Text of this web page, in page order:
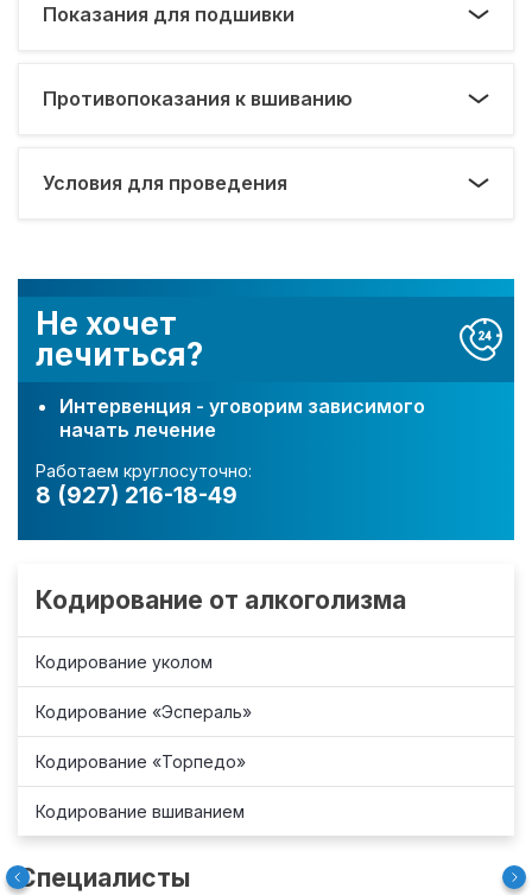
Не хочет
лечиться?
Интервенция - уговорим зависимого
начать лечение
Работаем круглосуточно:
8 (927) 216-18-49
Кодирование от алкоголизма
Кодирование уколом
Кодирование «Эспераль»
Кодирование «Торпедо»
Кодирование вшиванием
Специалисты
Показания для подшивки
Противопоказания к вшиванию
Условия для проведения